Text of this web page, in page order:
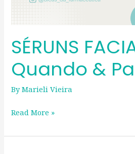
SÉRUNS
Quando &
ByMarieli Vieira
Read More »